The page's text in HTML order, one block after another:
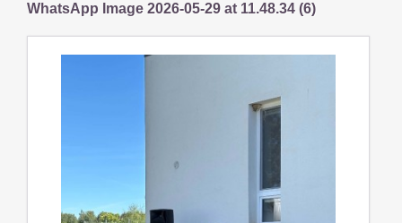
WhatsApp Image 2026-05-29 at 11.48.34 (6)